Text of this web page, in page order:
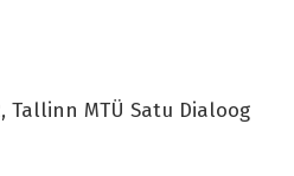
Tallinn MTÜ Satu Dialoog